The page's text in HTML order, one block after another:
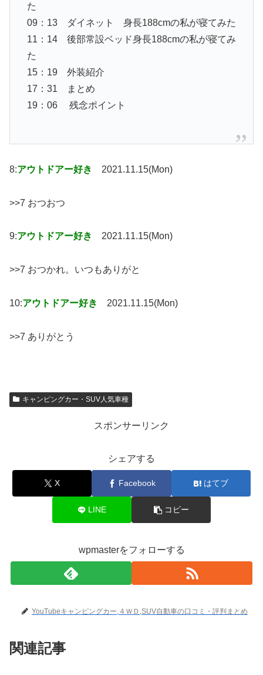
た
09：13 ダイネット 身長188cmの私が寝てみた
11：14 後部常設ベッド身長188cmの私が寝てみ
た
15：19 外装紹介
17：31 まとめ
19：06 残念ポイント
8:アウトドアー好き 2021.11.15(Mon)
>>7 おつおつ
9:アウトドアー好き 2021.11.15(Mon)
>>7 おつかれ。いつもありがと
10:アウトドアー好き 2021.11.15(Mon)
>>7 ありがとう
キャンピングカー・SUV人気車種
スポンサーリンク
シェアする
X Facebook はてブ
LINE コピー
wpmasterをフォローする
YouTubeキャンピングカー,４ＷＤ,SUV自動車の口コミ・評判まとめ
関連記事